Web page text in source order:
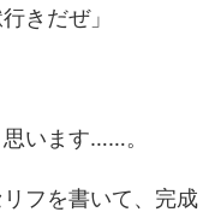
きだぜ」
います……。
フを書いて、完成